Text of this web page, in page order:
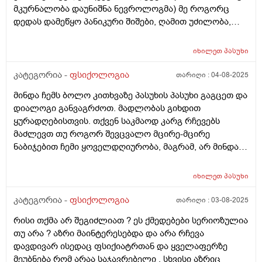
ადამიანებს მიხვდებით პლიუს მშობლებისგან ასეთი
დამოკიდებული როგორია, და იქნებ მირჩიოთ რამე
წამლების სმა აღარაფერს მაძლევს, უბრალოდ
როგორც ნარკომანს სჭირდება დოზა, რომ ცუდად არ
გახდეს - როგორც დღეს ვარ ამ წამლებზე - ისევ ასე
მკურნალობა დაუნიშნა ნევროლოგმა) მე როგორც
დედას დამეწყო პანიკური შიშები, ღამით უძილობა,
მოვიმოქმედო, თავის ხელში აყვანა მიჭირს,იხილეთპასუხი
კატეგორია - ფსიქოლოგია თარიღი :04-08-2025
მინდა ჩემს ბოლო კითხვაზე პასუხის პასუხი გაგცეთ და
დიალოგი განვაგრძოთ. მადლობას გიხდით
ყურადღებისთვის. თქვენ საკმაოდ კარგ რჩევებს
მაძლევთ თუ როგორ შევცვალო მცირე-მცირე
ნაბიჯებით ჩემი ყოველდღიურობა, მაგრამ, არ მინდა…
სულაც არაა დეპრესია და უბრალოდ “კომფორტის
იხილეთპასუხი
კატეგორია - ფსიქოლოგია თარიღი :03-08-2025
რისი თქმა არ შეგიძლიათ ? ეს ქმედებები სერიოზულია
თუ არა ? აზრი მაინტერესებდა და არა რჩევა
დავდივარ ისედაც ფსიქიატრთან და ყველაფერზე
მეუბნება რომ არაა საჯავრებელი , სხვისი აზრიც